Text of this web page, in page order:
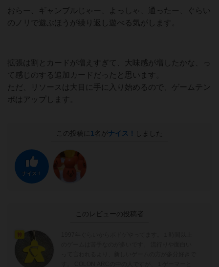
おらー、ギャンブルじゃー、よっしゃ、通ったー、ぐらい
のノリで遊ぶほうが繰り返し遊べる気がします。
拡張は割とカードが増えすぎて、大味感が増したかな、っ
て感じのする追加カードだったと思います。
ただ、リソースは大目に手に入り始めるので、ゲームテン
ポはアップします。
この投稿に 1 名がナイス！ しました
ナイス！
このレビューの投稿者